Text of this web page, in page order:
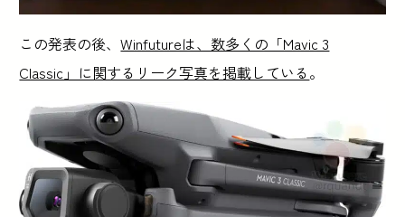
この発表の後、Winfutureは、数多くの「Mavic 3
Classic」に関するリーク写真を掲載している。